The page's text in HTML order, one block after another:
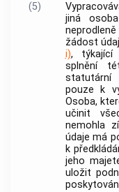
(5)
jiná
žádost
i), týkající
splnění
statutární
pouze k
Osoba,
učinit
nemohla
údaje má
k
jeho
uložit